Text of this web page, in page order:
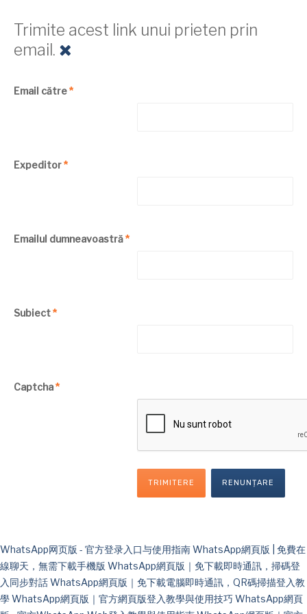
Trimite acest link unui prieten prin
email.
Email către*
Expeditor*
Emailul dumneavoastră*
Subiect*
Captcha*
TRIMITERE RENUNȚARE
WhatsApp网页版 - 官方登录入口与使用指南WhatsApp網頁版 | 免費在
線聊天，無需下載手機版 WhatsApp網頁版｜免下載即時通訊，掃碼登
入同步對話WhatsApp網頁版｜免下載電腦即時通訊，QR碼掃描登入教
學WhatsApp網頁版｜官方網頁版登入教學與使用技巧WhatsApp網頁